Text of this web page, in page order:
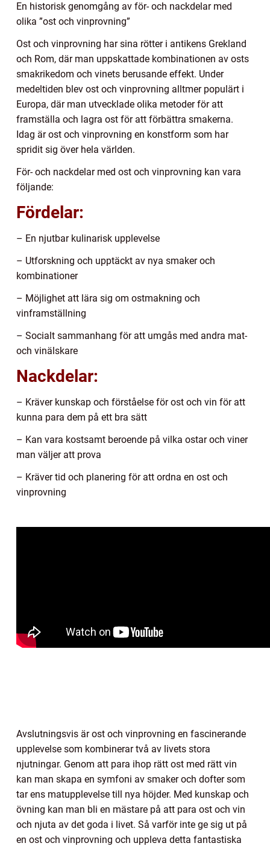
En historisk genomgång av för- och nackdelar med
olika ”ost och vinprovning”
Ost och vinprovning har sina rötter i antikens Grekland
och Rom, där man uppskattade kombinationen av osts
smakrikedom och vinets berusande effekt. Under
medeltiden blev ost och vinprovning alltmer populärt i
Europa, där man utvecklade olika metoder för att
framställa och lagra ost för att förbättra smakerna.
Idag är ost och vinprovning en konstform som har
spridit sig över hela världen.
För- och nackdelar med ost och vinprovning kan vara
följande:
Fördelar:
– En njutbar kulinarisk upplevelse
– Utforskning och upptäckt av nya smaker och
kombinationer
– Möjlighet att lära sig om ostmakning och
vinframställning
– Socialt sammanhang för att umgås med andra mat-
och vinälskare
Nackdelar:
– Kräver kunskap och förståelse för ost och vin för att
kunna para dem på ett bra sätt
– Kan vara kostsamt beroende på vilka ostar och viner
man väljer att prova
– Kräver tid och planering för att ordna en ost och
vinprovning
Avslutningsvis är ost och vinprovning en fascinerande
upplevelse som kombinerar två av livets stora
njutningar. Genom att para ihop rätt ost med rätt vin
kan man skapa en symfoni av smaker och dofter som
tar ens matupplevelse till nya höjder. Med kunskap och
övning kan man bli en mästare på att para ost och vin
och njuta av det goda i livet. Så varför inte ge sig ut på
en ost och vinprovning och uppleva detta fantastiska